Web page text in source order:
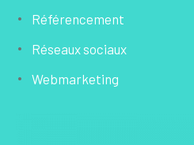
Référencement
Réseaux sociaux
Webmarketing